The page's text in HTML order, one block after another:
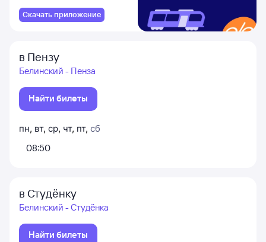
Скачать приложение
в Пензу
Белинский - Пенза
Найти билеты
пн, вт, ср, чт, пт, сб
08:50
в Студёнку
Белинский - Студёнка
Найти билеты